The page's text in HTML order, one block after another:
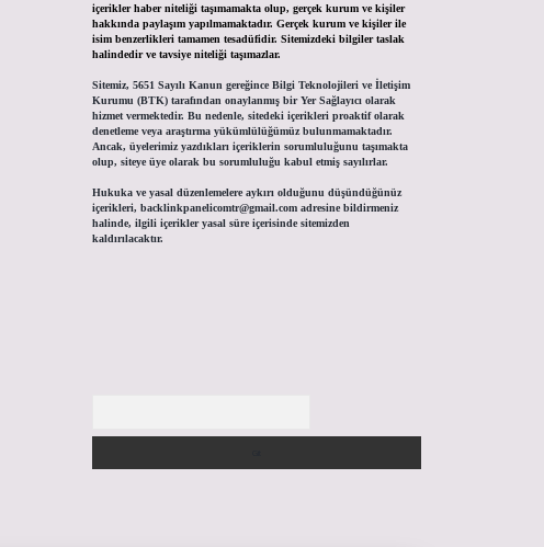
içerikler haber niteliği taşımamakta olup, gerçek kurum ve kişiler
hakkında paylaşım yapılmamaktadır. Gerçek kurum ve kişiler ile
isim benzerlikleri tamamen tesadüfidir. Sitemizdeki bilgiler taslak
halindedir ve tavsiye niteliği taşımazlar.
Sitemiz, 5651 Sayılı Kanun gereğince Bilgi Teknolojileri ve İletişim
Kurumu (BTK) tarafından onaylanmış bir Yer Sağlayıcı olarak
hizmet vermektedir. Bu nedenle, sitedeki içerikleri proaktif olarak
denetleme veya araştırma yükümlülüğümüz bulunmamaktadır.
Ancak, üyelerimiz yazdıkları içeriklerin sorumluluğunu taşımakta
olup, siteye üye olarak bu sorumluluğu kabul etmiş sayılırlar.
Hukuka ve yasal düzenlemelere aykırı olduğunu düşündüğünüz
içerikleri, backlinkpanelicomtr@gmail.comadresine bildirmeniz
halinde, ilgili içerikler yasal süre içerisinde sitemizden
kaldırılacaktır.